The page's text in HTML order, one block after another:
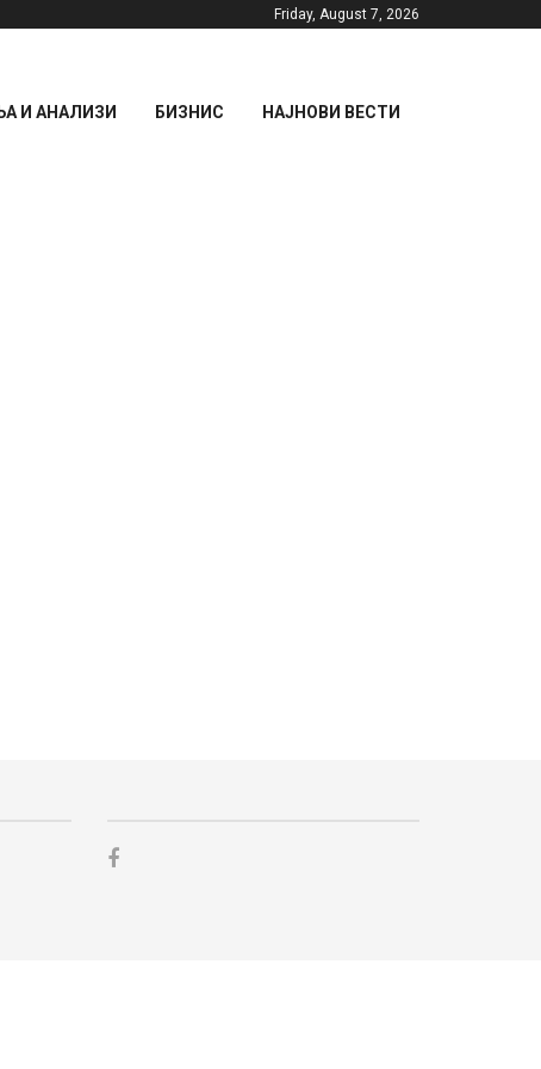
Friday, August 7, 2026
И АНАЛИЗИ БИЗНИС НАЈНОВИ ВЕСТИ